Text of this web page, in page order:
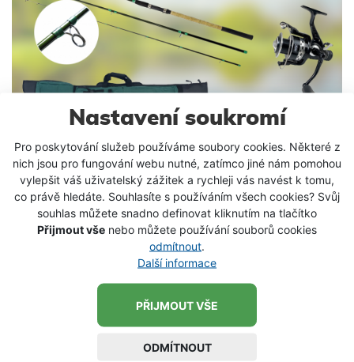
Nastavení soukromí
Pro poskytování služeb používáme soubory cookies. Některé z
nich jsou pro fungování webu nutné, zatímco jiné nám pomohou
vylepšit váš uživatelský zážitek a rychleji vás navést k tomu,
co právě hledáte. Souhlasíte s používáním všech cookies? Svůj
souhlas můžete snadno definovat kliknutím na tlačítko
Přijmout vše nebo můžete používání souborů cookies
odmítnout
Další informace
PŘIJMOUT VŠE
ODMÍTNOUT
Sety podložky a vaničky